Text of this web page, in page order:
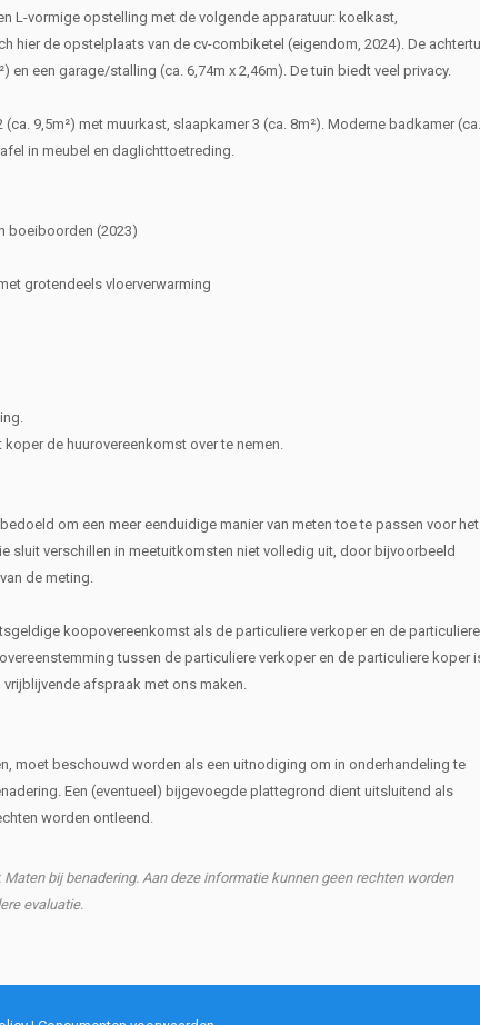
L-vormige opstelling met de volgende apparatuur: koelkast,
hier de opstelplaats van de cv-combiketel (eigendom, 2024). De
een garage/stalling (ca. 6,74m x 2,46m). De tuin biedt veel privacy.
9,5m²) met muurkast, slaapkamer 3 (ca. 8m²). Moderne badkamer (ca.
in meubel en daglichttoetreding.
boeiboorden (2023)
grotendeels vloerverwarming
de huurovereenkomst over te nemen.
om een meer eenduidige manier van meten toe te passen voor het
sluit verschillen in meetuitkomsten niet volledig uit, door bijvoorbeeld
de meting.
koopovereenkomst als de particuliere verkoper en de particuliere
tussen de particuliere verkoper en de particuliere koper
afspraak met ons maken.
moet beschouwd worden als een uitnodiging om in onderhandeling te
Een (eventueel) bijgevoegde plattegrond dient uitsluitend als
worden ontleend.
bij benadering. Aan deze informatie kunnen geen rechten worden
evaluatie.